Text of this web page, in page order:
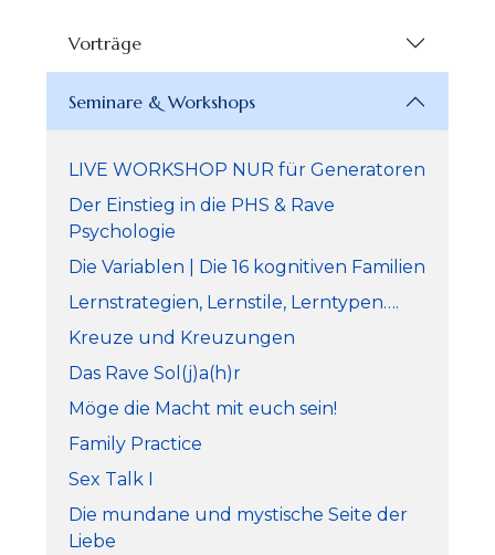
Vorträge
Seminare & Workshops
LIVE WORKSHOP NUR für Generatoren
Der Einstieg in die PHS & Rave
Psychologie
Die Variablen | Die 16 kognitiven Familien
Lernstrategien, Lernstile, Lerntypen….
Kreuze und Kreuzungen
Das Rave Sol(j)a(h)r
Möge die Macht mit euch sein!
Family Practice
Sex Talk I
Die mundane und mystische Seite der
Liebe